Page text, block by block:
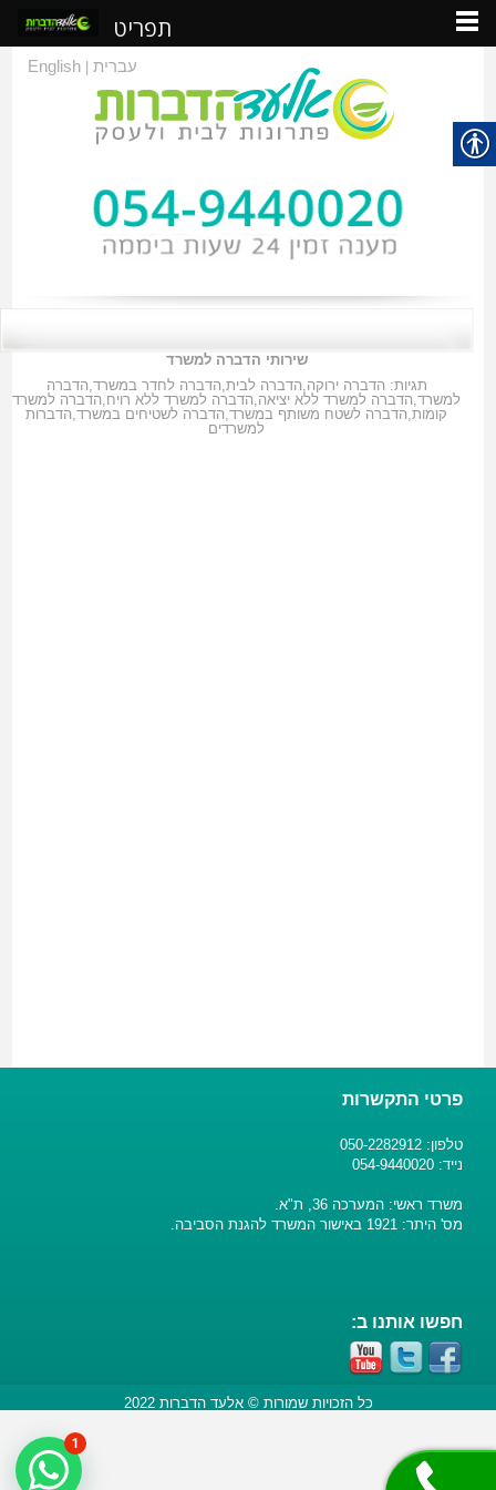
עברית|
English
שירותי הדברה למשרד
תגיות: הדברה ירוקה,הדברה לבית,הדברה לחדר במשרד,הדברה
למשרד,הדברה למשרד ללא יציאה,הדברה למשרד ללא רויח,הדברה למשרד
קומות,הדברה לשטח משותף במשרד,הדברה לשטיחים במשרד,הדברות
למשרדים
פרטי התקשרות
טלפון: 050-2282912
נייד: 054-9440020
משרד ראשי: המערכה 36, ת"א.
מס' היתר: 1921 באישור המשרד להגנת הסביבה.
חפשו אותנו ב:
כל הזכויות שמורות © אלעד הדברות 2022
1
תפריט